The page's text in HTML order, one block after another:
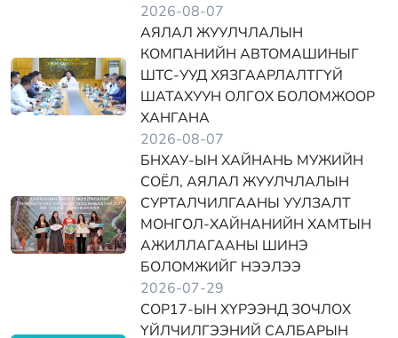
2026-08-07
АЯЛАЛ ЖУУЛЧЛАЛЫН
КОМПАНИЙН АВТОМАШИНЫГ
ШТС-УУД ХЯЗГААРЛАЛТГҮЙ
ШАТАХУУН ОЛГОХ БОЛОМЖООР
ХАНГАНА
2026-08-07
БНХАУ-ЫН ХАЙНАНЬ МУЖИЙН
СОЁЛ, АЯЛАЛ ЖУУЛЧЛАЛЫН
СУРТАЛЧИЛГААНЫ УУЛЗАЛТ
МОНГОЛ-ХАЙНАНИЙН ХАМТЫН
АЖИЛЛАГААНЫ ШИНЭ
БОЛОМЖИЙГ НЭЭЛЭЭ
2026-07-29
COP17-ЫН ХҮРЭЭНД ЗОЧЛОХ
ҮЙЛЧИЛГЭЭНИЙ САЛБАРЫН